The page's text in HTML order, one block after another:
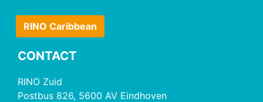
RINO Caribbean
CONTACT
RINO Zuid
Postbus 826, 5600 AV Eindhoven